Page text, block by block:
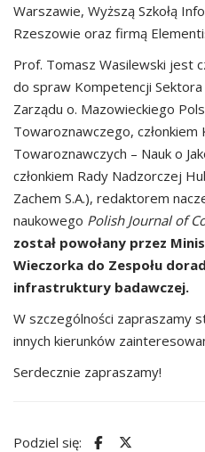
Warszawie, Wyższą Szkołą
Rzeszowie oraz firmą
Prof. Tomasz Wasilewski jest
do spraw Kompetencji
Zarządu o. Mazowieckiego
Towaroznawczego, członkiem
Towaroznawczych – Nauk o
członkiem Rady Nadzorczej
Zachem S.A.), redaktorem
naukowego Polish Journal of
został powołany przez
Wieczorka do Zespołu
infrastruktury badawczej.
W szczególności zapraszamy
innych kierunków
Serdecznie zapraszamy!
Podziel się: